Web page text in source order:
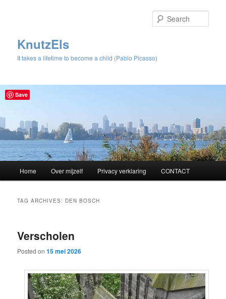
KnutzEls
It takes a lifetime to become a child (Pablo Picasso)
Skip
content
Skip
content
Home Over mijzelf Privacy verklaring CONTACT
TAG ARCHIVES: DEN BOSCH
Verscholen
Posted on15 mei 2026
Save